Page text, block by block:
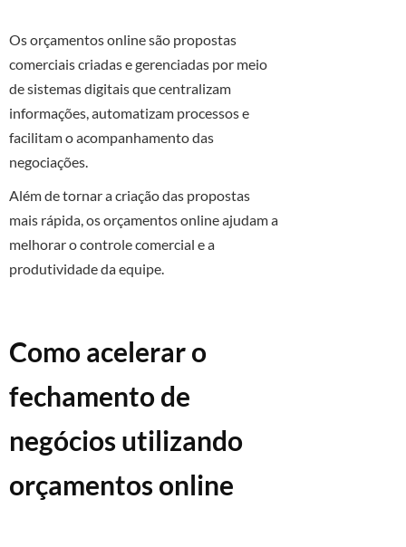
Os orçamentos online são propostas
comerciais criadas e gerenciadas por meio
de sistemas digitais que centralizam
informações, automatizam processos e
facilitam o acompanhamento das
negociações.
Além de tornar a criação das propostas
mais rápida, os orçamentos online ajudam a
melhorar o controle comercial e a
produtividade da equipe.
Como acelerar o
fechamento de
negócios utilizando
orçamentos online